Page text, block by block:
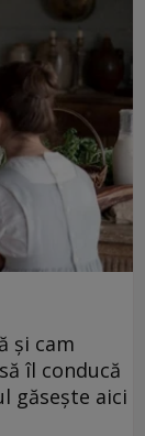
și cam
îl conducă
găsește aici